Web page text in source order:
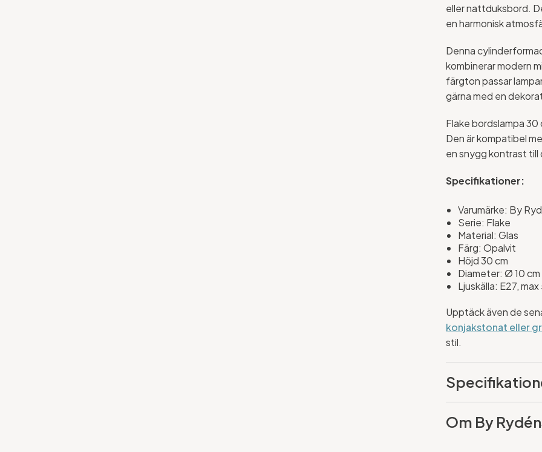
eller nattduksbord.
en harmonisk
Denna
kombinerar modern
färgton passar
gärna med en
Flake bordslampa
Den är kompatibel
en snygg kontrast
Specifikationer:
Varumärke: By
Serie: Flake
Material: Glas
Färg: Opalvit
Höjd 30 cm
Diameter: Ø 10 cm
Ljuskälla: E27,
Upptäck även de
konjakstonat eller
stil.
Om By